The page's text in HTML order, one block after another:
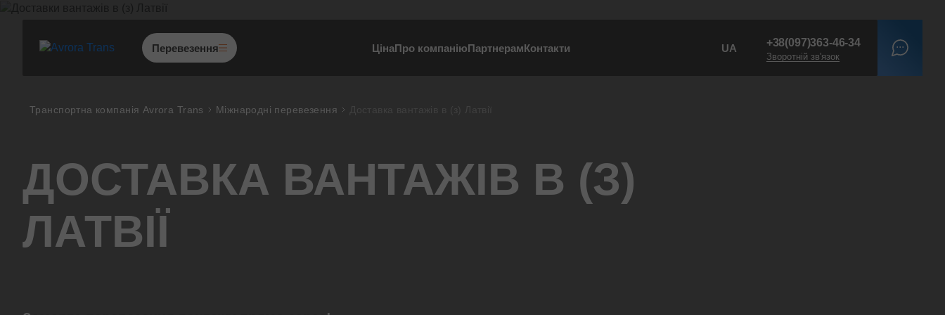
Перевезення
Міжнародні перевезення
Негабаритні перевезення
ЦінаПро компаніюПартнерамКонтакти UA +38(097)363-46-34
Зворотній зв'язок
Транспортна компанія Avrora Trans Міжнародні перевезення
ДОСТАВКА ВАНТАЖІВ В (З)
ЛАТВІЇ